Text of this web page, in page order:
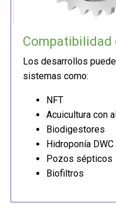
Compatibilidad
Los desarrollos
sistemas como:
NFT
Acuicultura con
Biodigestores
Hidroponía DWC
Pozos sépticos
Biofiltros